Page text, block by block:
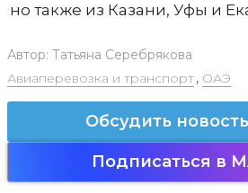
но также из Казани, Уфы и
Автор: Татьяна Серебрякова
Авиаперевозка и транспорт, ОАЭ
Обсудить новость
Подписаться в